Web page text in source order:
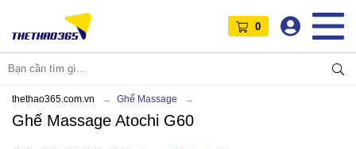
0
thethao365.com.vn Ghế Massage
Ghế Massage Atochi G60